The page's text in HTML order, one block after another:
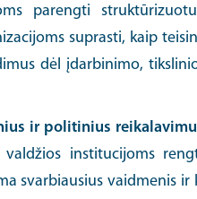
parengti
suprasti, kaip
dėl įdarbinimo,
ir politinius
institucijoms
svarbiausius vaidmenis ir